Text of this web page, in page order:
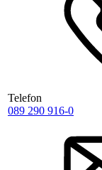
Telefon
089 290 916-0